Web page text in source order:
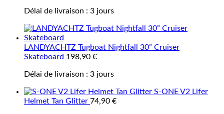
Délai de livraison : 3 jours
LANDYACHTZ Tugboat Nightfall 30” Cruiser
Skateboard 198,90 €
Délai de livraison : 3 jours
S-ONE V2 Lifer
Helmet Tan Glitter 74,90 €